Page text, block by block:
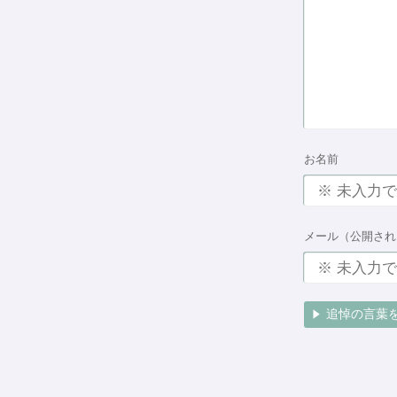
お名前
メール（公開さ